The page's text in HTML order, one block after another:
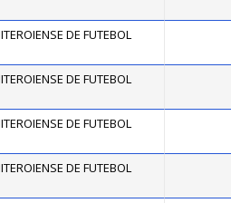
DE FUTEBOL
DE FUTEBOL
DE FUTEBOL
DE FUTEBOL